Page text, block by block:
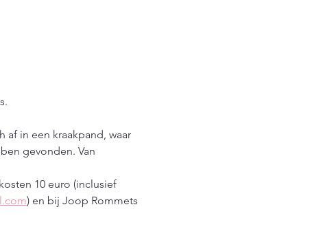
af in een kraakpand, waar
gevonden. Van
10 euro (inclusief
) en bij Joop Rommets